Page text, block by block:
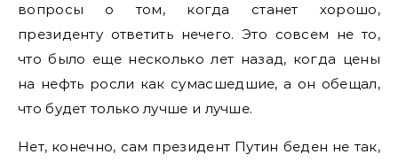
вопросы о том, когда станет хорошо,
президенту ответить нечего. Это совсем не то,
что было еще несколько лет назад, когда цены
на нефть росли как сумасшедшие, а он обещал,
что будет только лучше и лучше.
Нет, конечно, сам президент Путин беден не так,